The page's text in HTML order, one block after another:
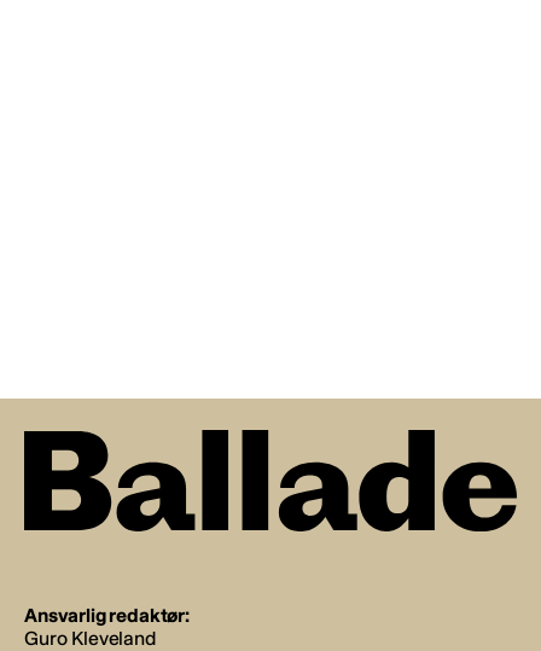
Ansvarlig redaktør:
Guro Kleveland